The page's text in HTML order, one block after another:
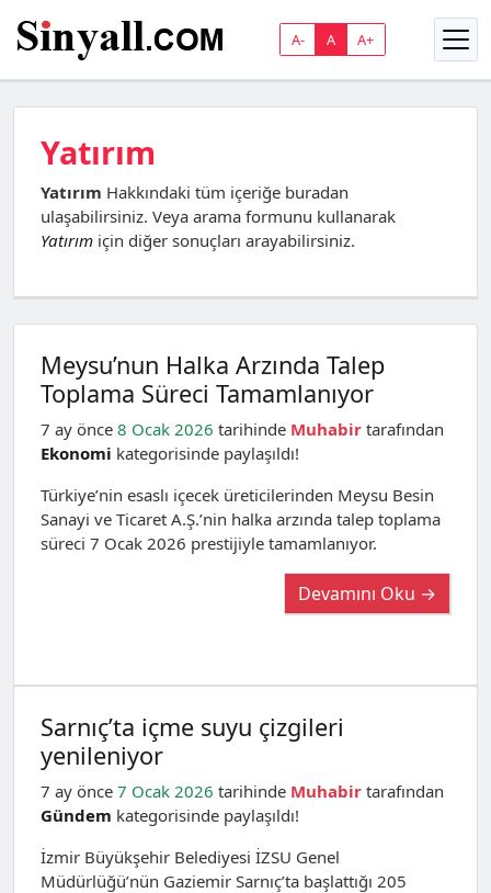
A- A A+
Yatırım
Yatırım Hakkındaki tüm içeriğe buradan
ulaşabilirsiniz. Veya arama formunu kullanarak
Yatırım için diğer sonuçları arayabilirsiniz.
Meysu’nun Halka Arzında Talep
Toplama Süreci Tamamlanıyor
7 ay önce 8 Ocak 2026 tarihinde Muhabir tarafından
Ekonomi kategorisinde paylaşıldı!
Türkiye’nin esaslı içecek üreticilerinden Meysu Besin
Sanayi ve Ticaret A.Ş.’nin halka arzında talep toplama
süreci 7 Ocak 2026 prestijiyle tamamlanıyor.
Devamını Oku →
Sarnıç’ta içme suyu çizgileri
yenileniyor
7 ay önce 7 Ocak 2026 tarihinde Muhabir tarafından
Gündem kategorisinde paylaşıldı!
İzmir Büyükşehir Belediyesi İZSU Genel
Müdürlüğü’nün Gaziemir Sarnıç’ta başlattığı 205